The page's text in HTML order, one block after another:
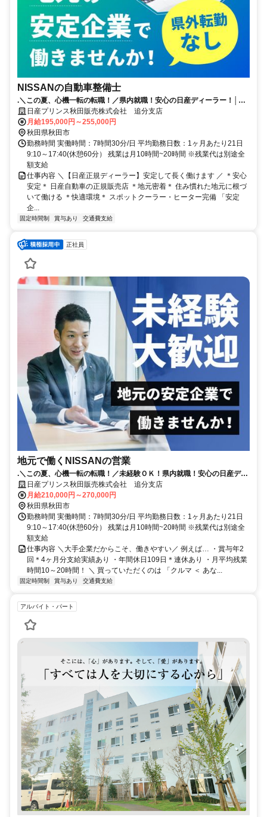
NISSANの自動車整備士
.＼この夏、心機一転の転職！／県内就職！安心の日産ディーラー！│賞
与4か月分（昨年実績）
日産プリンス秋田販売株式会社 追分支店
月給195,000円～255,000円
秋田県秋田市
勤務時間 実働時間：7時間30分/日 平均勤務日数：1ヶ月あたり21日
9:10～17:40(休憩60分） 残業は月10時間~20時間 ※残業代は別途全
額支給
仕事内容 ＼【日産正規ディーラー】安定して長く働けます ／ ＊安心
安定＊ 日産自動車の正規販売店 ＊地元密着＊ 住み慣れた地元に根づ
いて働ける ＊快適環境＊ スポットクーラー・ヒーター完備 「安定
企...
固定時間制 賞与あり 交通費支給
正社員
地元で働くNISSANの営業
.＼この夏、心機一転の転職！／未経験ＯＫ！県内就職！安心の日産ディ
ーラー！│賞与4か月分（昨年実績）
日産プリンス秋田販売株式会社 追分支店
月給210,000円～270,000円
秋田県秋田市
勤務時間 実働時間：7時間30分/日 平均勤務日数：1ヶ月あたり21日
9:10～17:40(休憩60分） 残業は月10時間~20時間 ※残業代は別途全
額支給
仕事内容 ＼大手企業だからこそ、働きやすい／ 例えば… ・賞与年2
回＊4ヶ月分支給実績あり ・年間休日109日＊連休あり ・月平均残業
時間10～20時間！ ＼ 買っていただくのは 「クルマ ＜ あな...
固定時間制 賞与あり 交通費支給
アルバイト・パート